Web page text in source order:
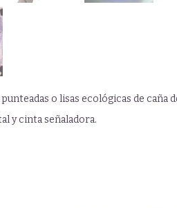
o lisas ecológicas de caña
y cinta señaladora.